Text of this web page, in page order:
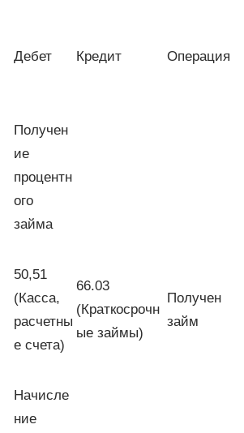
Дебет Кредит Операция
Получен
ие
процентн
ого
займа
50,51
(Касса,
расчетны
е счета)
66.03
(Краткосрочн
ые займы)
Получен
займ
Начисле
ние